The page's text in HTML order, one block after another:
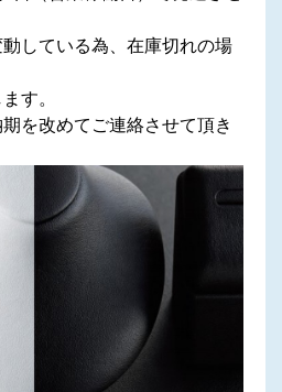
している為、在庫切れの場
す。
を改めてご連絡させて頂き